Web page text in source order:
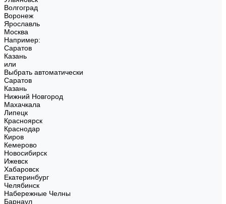
Волгоград
Воронеж
Ярославль
Москва
Например:
Саратов
Казань
или
Выбрать автоматически
Саратов
Казань
Нижний Новгород
Махачкала
Липецк
Красноярск
Краснодар
Киров
Кемерово
Новосибирск
Ижевск
Хабаровск
Екатеринбург
Челябинск
Набережные Челны
Барнаул